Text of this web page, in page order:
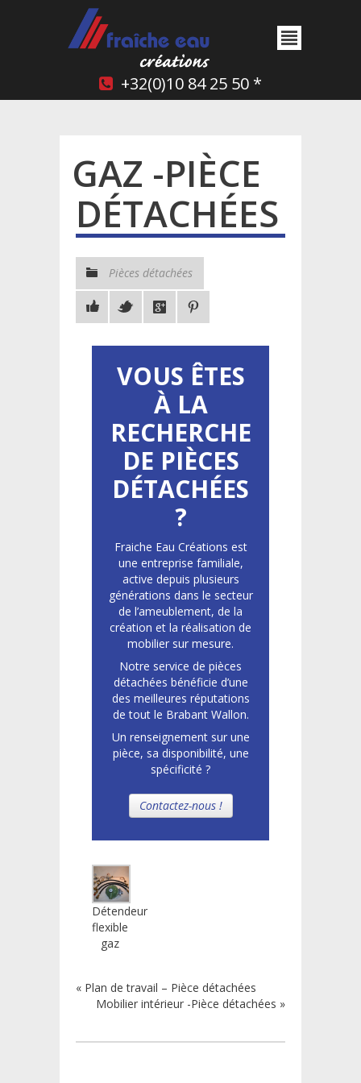
+32(0)10 84 25 50 *
GAZ -PIÈCE
DÉTACHÉES
Pièces détachées
VOUS ÊTES
À LA
RECHERCHE
DE PIÈCES
DÉTACHÉES
?
Fraiche Eau Créations est
une entreprise familiale,
active depuis plusieurs
générations dans le secteur
de l’ameublement, de la
création et la réalisation de
mobilier sur mesure.
Notre service de pièces
détachées bénéficie d’une
des meilleures réputations
de tout le Brabant Wallon.
Un renseignement sur une
pièce, sa disponibilité, une
spécificité ?
Contactez-nous !
Détendeur
flexible
gaz
« Plan de travail – Pièce détachées
Mobilier intérieur -Pièce détachées »